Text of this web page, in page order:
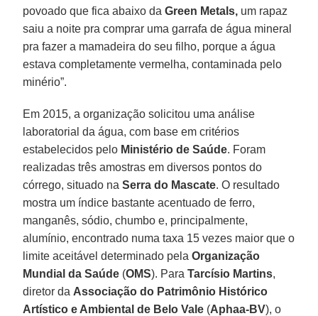
povoado que fica abaixo daGreen Metals, um rapaz
saiu a noite pra comprar uma garrafa de água mineral
pra fazer a mamadeira do seu filho, porque a água
estava completamente vermelha, contaminada pelo
minério”.
Em 2015, a organização solicitou uma análise
laboratorial da água, com base em critérios
estabelecidos pelo Ministério de Saúde. Foram
realizadas três amostras em diversos pontos do
córrego, situado naSerra do Mascate. O resultado
mostra um índice bastante acentuado de ferro,
manganês, sódio, chumbo e, principalmente,
alumínio, encontrado numa taxa 15 vezes maior que o
limite aceitável determinado pelaOrganização
Mundial da Saúde (OMS). ParaTarcísio Martins,
diretor da Associação do Patrimônio Histórico
Artístico e Ambiental de Belo Vale (Aphaa-BV), o